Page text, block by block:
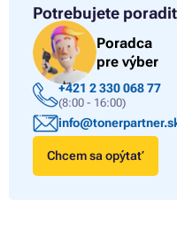
Potrebujete
Poradca
pre výber
+421 2 330 068 77
(8:00 - 16:00)
Chcem sa opýtať